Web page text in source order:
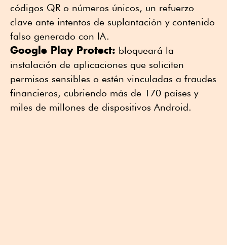
códigos QR o números únicos, un refuerzo
clave ante intentos de suplantación y contenido
falso generado con IA.
Google Play Protect: bloqueará la
instalación de aplicaciones que soliciten
permisos sensibles o estén vinculadas a fraudes
financieros, cubriendo más de 170 países y
miles de millones de dispositivos Android.